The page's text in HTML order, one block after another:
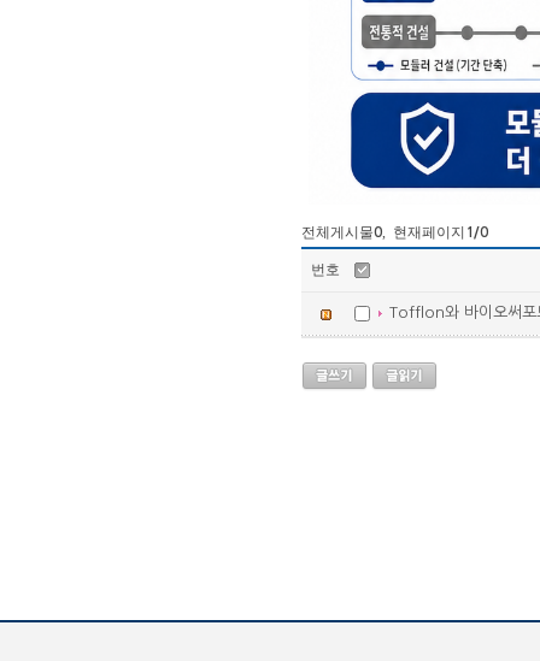
전체게시물0, 현재페이지 1 /0
번호
Tofflon와 바이오써